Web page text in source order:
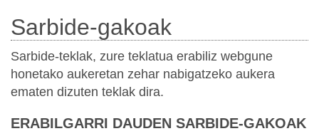
Sarbide-gakoak
Sarbide-teklak, zure teklatua erabiliz webgune
honetako aukeretan zehar nabigatzeko aukera
ematen dizuten teklak dira.
ERABILGARRI DAUDEN SARBIDE-GAKOAK